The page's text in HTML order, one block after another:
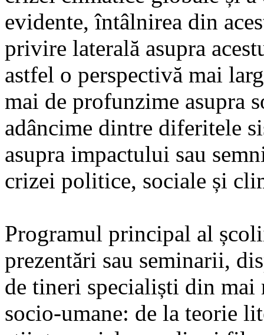
evidente, întâlnirea din
privire laterală asupra
astfel o perspectivă mai
mai de profunzime asupra
adâncime dintre diferitele
asupra impactului sau
crizei politice, sociale și
Programul principal al
prezentări sau seminarii,
de tineri specialiști din
socio-umane: de la teorie